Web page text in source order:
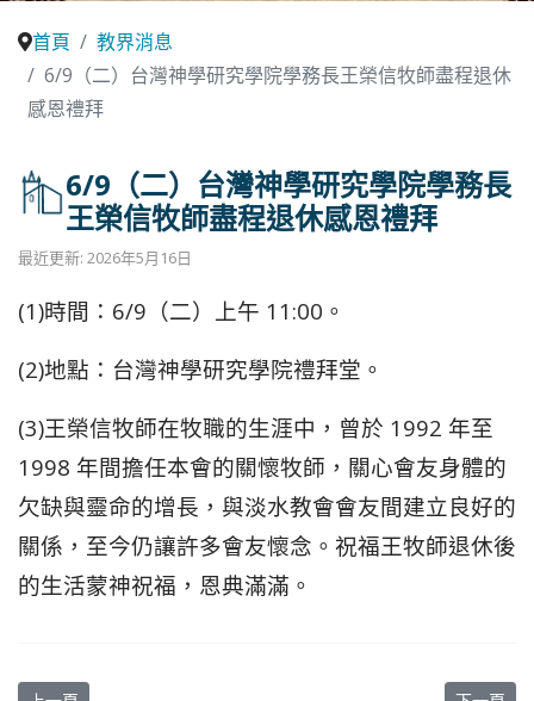
首頁
教界消息
6/9（二）台灣神學研究學院學務長王榮信牧師盡程退休
感恩禮拜
6/9（二）台灣神學研究學院學務長
王榮信牧師盡程退休感恩禮拜
最近更新: 2026年5月16日
(1)時間：6/9（二）上午 11:00。
(2)地點：台灣神學研究學院禮拜堂。
(3)王榮信牧師在牧職的生涯中，曾於 1992 年至
1998 年間擔任本會的關懷牧師，關心會友身體的
欠缺與靈命的增長，與淡水教會會友間建立良好的
關係，至今仍讓許多會友懷念。祝福王牧師退休後
的生活蒙神祝福，恩典滿滿。